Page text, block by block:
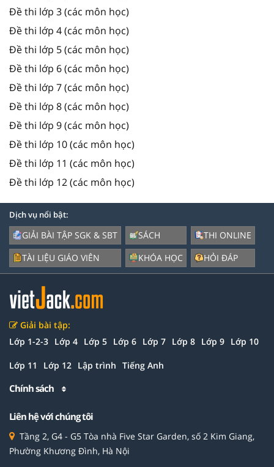
Đề thi lớp 3 (các môn học)
Đề thi lớp 4 (các môn học)
Đề thi lớp 5 (các môn học)
Đề thi lớp 6 (các môn học)
Đề thi lớp 7 (các môn học)
Đề thi lớp 8 (các môn học)
Đề thi lớp 9 (các môn học)
Đề thi lớp 10 (các môn học)
Đề thi lớp 11 (các môn học)
Đề thi lớp 12 (các môn học)
Dịch vụ nổi bật:
GIẢI BÀI TẬP SGK & SBT
TÀI LIỆU GIÁO VIÊN
SÁCH
KHÓA HỌC
THI ONLINE
HỎI ĐÁP
Giải bài tập:
Lớp 1-2-3 Lớp 4 Lớp 5 Lớp 6 Lớp 7 Lớp 8 Lớp 9 Lớp 10
Lớp 11 Lớp 12 Lập trình Tiếng Anh
Chính sách
Liên hệ với chúng tôi
Tầng 2, G4 - G5 Tòa nhà Five Star Garden, số 2 Kim Giang,
Phường Khương Đình, Hà Nội